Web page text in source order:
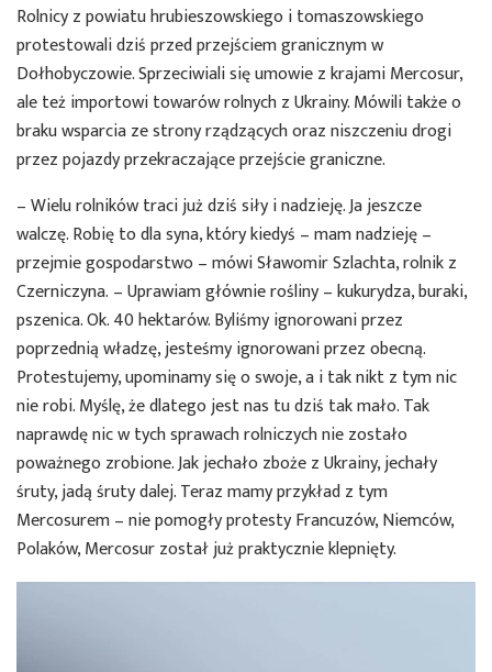
Rolnicy z powiatu hrubieszowskiego i tomaszowskiego
protestowali dziś przed przejściem granicznym w
Dołhobyczowie. Sprzeciwiali się umowie z krajami Mercosur,
ale też importowi towarów rolnych z Ukrainy. Mówili także o
braku wsparcia ze strony rządzących oraz niszczeniu drogi
przez pojazdy przekraczające przejście graniczne.
– Wielu rolników traci już dziś siły i nadzieję. Ja jeszcze
walczę. Robię to dla syna, który kiedyś – mam nadzieję –
przejmie gospodarstwo – mówi Sławomir Szlachta, rolnik z
Czerniczyna. – Uprawiam głównie rośliny – kukurydza, buraki,
pszenica. Ok. 40 hektarów. Byliśmy ignorowani przez
poprzednią władzę, jesteśmy ignorowani przez obecną.
Protestujemy, upominamy się o swoje, a i tak nikt z tym nic
nie robi. Myślę, że dlatego jest nas tu dziś tak mało. Tak
naprawdę nic w tych sprawach rolniczych nie zostało
poważnego zrobione. Jak jechało zboże z Ukrainy, jechały
śruty, jadą śruty dalej. Teraz mamy przykład z tym
Mercosurem – nie pomogły protesty Francuzów, Niemców,
Polaków, Mercosur został już praktycznie klepnięty.